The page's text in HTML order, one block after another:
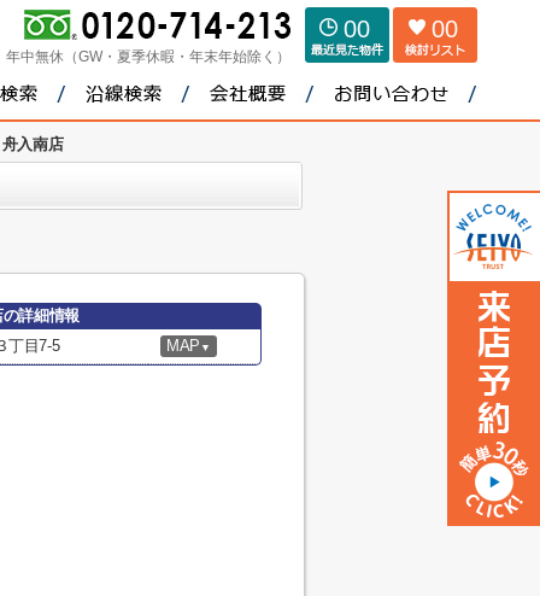
年中無休（GW・夏季休暇・年末年始除く）
00 00
入南店
詳細情報
丁目7-5
MAP ▼